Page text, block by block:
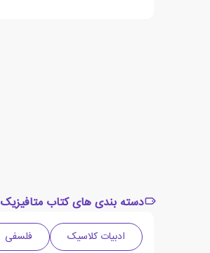
دسته بندی های کتاب متافیزیک
ادبیات کلاسیک فلسفی